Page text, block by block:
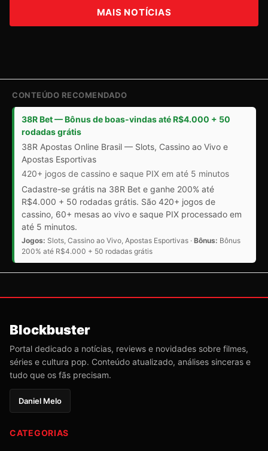
MAIS NOTÍCIAS
CONTEÚDO RECOMENDADO
38R Bet — Bônus de boas-vindas até R$4.000 + 50
rodadas grátis
38R Apostas Online Brasil — Slots, Cassino ao Vivo e
Apostas Esportivas
420+ jogos de cassino e saque PIX em até 5 minutos
Cadastre-se grátis na 38R Bet e ganhe 200% até
R$4.000 + 50 rodadas grátis. São 420+ jogos de
cassino, 60+ mesas ao vivo e saque PIX processado em
até 5 minutos.
Jogos: Slots, Cassino ao Vivo, Apostas Esportivas · Bônus: Bônus
200% até R$4.000 + 50 rodadas grátis
Blockbuster
Portal dedicado a notícias, reviews e novidades sobre filmes,
séries e cultura pop. Conteúdo atualizado, análises sinceras e
tudo que os fãs precisam.
Daniel Melo
CATEGORIAS